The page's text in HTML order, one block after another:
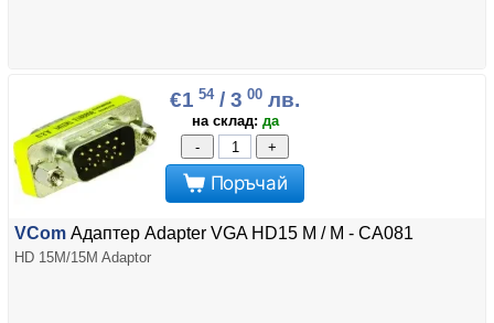
€1 54/ 3 00 лв.
на склад: да
-
+
Поръчай
VCom Адаптер Adapter VGA HD15 M / M - CA081
HD 15M/15M Adaptor